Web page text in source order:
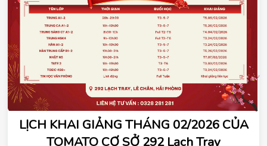
LỊCH KHAI GIẢNG THÁNG 02/2026 CỦA
TOMATO CƠ SỞ 292 Lạch Tray